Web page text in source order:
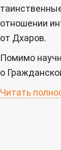
отношении
от Дхаров.
Помимо
о
Читать